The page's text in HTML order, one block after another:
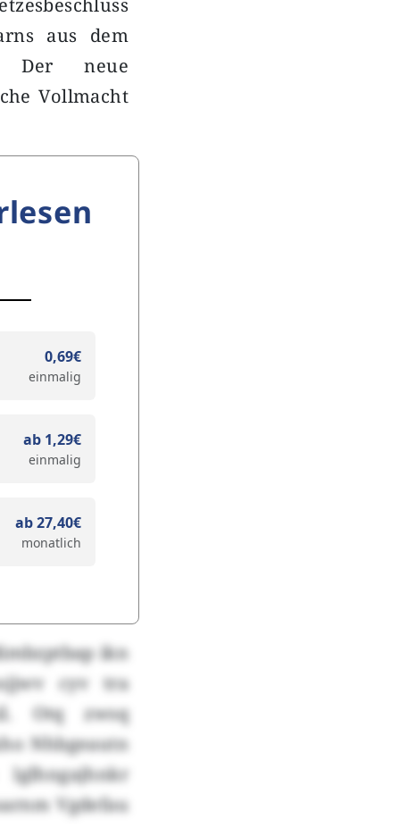
aus dem
Der neue
Vollmacht
0,69€
einmalig
ab 1,29€
einmalig
ab 27,40€
monatlich
ikn
cyv tra
Otq zwsq
Nhbgeautn
Vgdefau